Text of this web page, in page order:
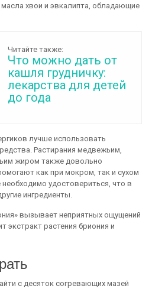
хвои и эвкалипта, обладающие
Читайте также:
Что можно дать от
кашля грудничку:
лекарства для детей
до года
лучше использовать
Растирания медвежьим,
жиром также довольно
как при мокром, так и сухом
удостовериться, что в
ингредиенты.
вызывает неприятных ощущений
экстракт растения бриония и
с десяток согревающих мазей